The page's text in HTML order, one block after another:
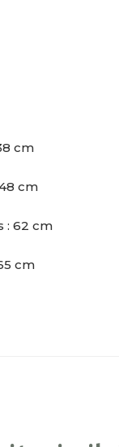
cm
cm
: 62 cm
cm